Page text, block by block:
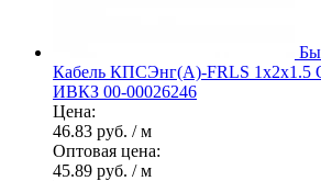
Кабель КПСЭнг(А)-FRLS 1х2х1.5
ИВКЗ 00-00026246
Цена:
46.83 руб. / м
Оптовая цена:
45.89 руб. / м